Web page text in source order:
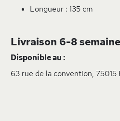
Longueur : 135 cm
Livraison 6-8
Disponible au :
63 rue de la convention, 75015